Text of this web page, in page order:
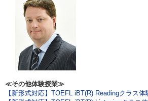
≪その他体験授業≫
【新形式対応】TOEFL iBT(R) Readingクラス体